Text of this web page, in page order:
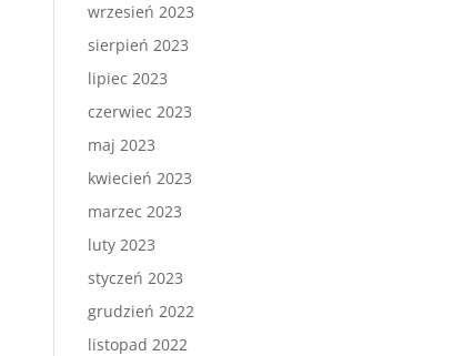
wrzesień 2023
sierpień 2023
lipiec 2023
czerwiec 2023
maj 2023
kwiecień 2023
marzec 2023
luty 2023
styczeń 2023
grudzień 2022
listopad 2022